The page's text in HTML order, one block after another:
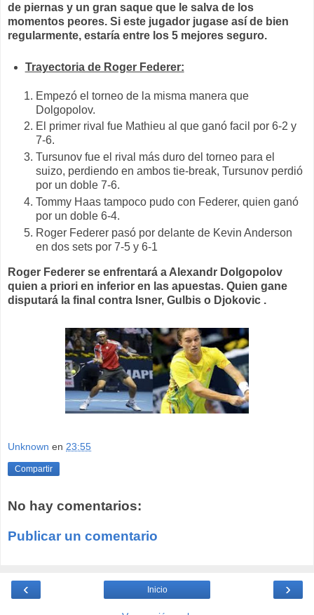
de piernas y un gran saque que le salva de los
momentos peores. Si este jugador jugase así de bien
regularmente, estaría entre los 5 mejores seguro.
Trayectoria de Roger Federer:
Empezó el torneo de la misma manera que
Dolgopolov.
El primer rival fue Mathieu al que ganó facil por 6-2 y
7-6.
Tursunov fue el rival más duro del torneo para el
suizo, perdiendo en ambos tie-break, Tursunov perdió
por un doble 7-6.
Tommy Haas tampoco pudo con Federer, quien ganó
por un doble 6-4.
Roger Federer pasó por delante de Kevin Anderson
en dos sets por 7-5 y 6-1
Roger Federer se enfrentará a Alexandr Dolgopolov
quien a priori en inferior en las apuestas. Quien gane
disputará la final contra Isner, Gulbis o Djokovic .
Unknown en 23:55
Compartir
No hay comentarios:
Publicar un comentario
‹ ›
Inicio